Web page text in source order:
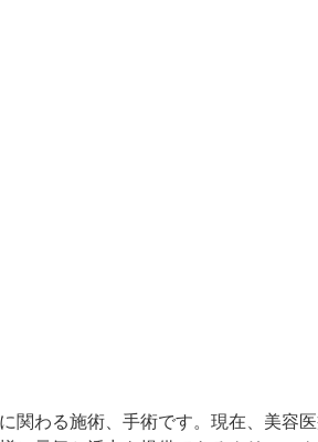
わる施術、手術です。現在、美容